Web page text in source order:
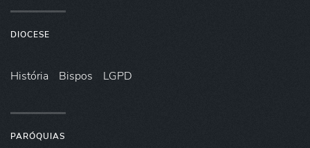
DIOCESE
História Bispos LGPD
PARÓQUIAS